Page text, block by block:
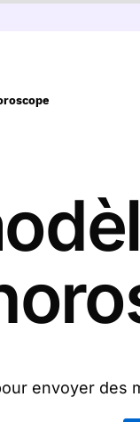
envoyer des